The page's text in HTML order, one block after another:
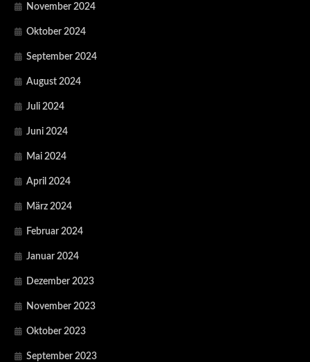
November 2024
Oktober 2024
September 2024
August 2024
Juli 2024
Juni 2024
Mai 2024
April 2024
März 2024
Februar 2024
Januar 2024
Dezember 2023
November 2023
Oktober 2023
September 2023